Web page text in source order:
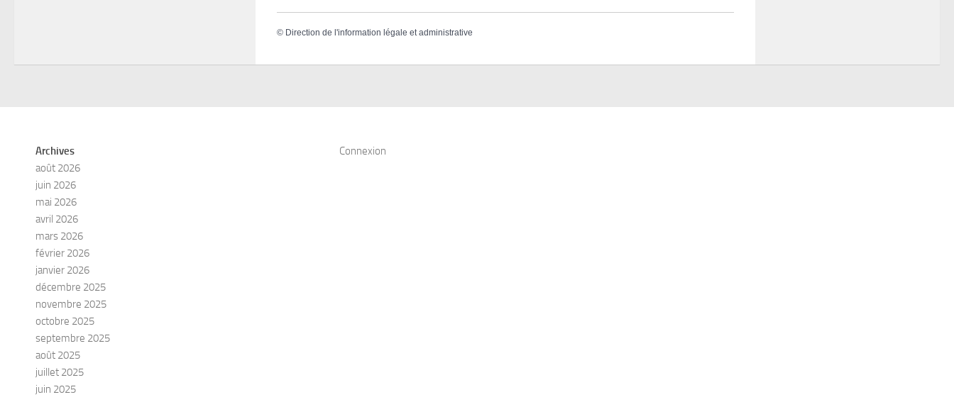
© Direction de l'information légale et administrative
Archives
août 2026
juin 2026
mai 2026
avril 2026
mars 2026
février 2026
janvier 2026
décembre 2025
novembre 2025
octobre 2025
septembre 2025
août 2025
juillet 2025
juin 2025
Connexion